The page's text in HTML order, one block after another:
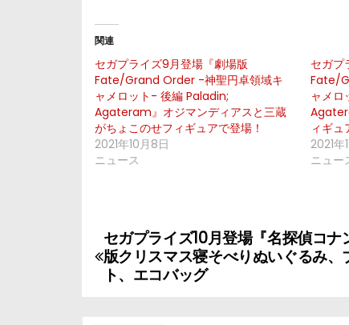
関連
セガプライズ9月登場『劇場版
Fate/Grand Order -神聖円卓領域キ
ャメロット- 後編 Paladin;
Agateram』オジマンディアスと三蔵
がちょこのせフィギュアで登場！
2021年10月8日
ニュース
セガプ
Fate/
ャメ
ィギュ
2021年
ニュー
投
稿
セガプライズ10月登場『名探偵コナ
版クリスマス寝そべりぬいぐるみ、
ト、エコバッグ